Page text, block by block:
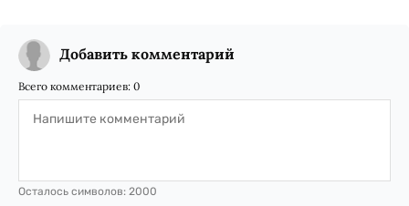
Добавить комментарий
Всего комментариев: 0
Осталось символов: 2000